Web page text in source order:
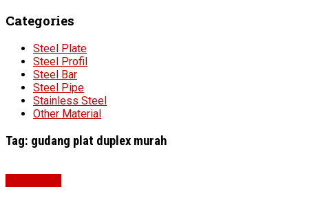
Categories
Steel Plate
Steel Profil
Steel Bar
Steel Pipe
Stainless Steel
Other Material
Tag: gudang plat duplex murah